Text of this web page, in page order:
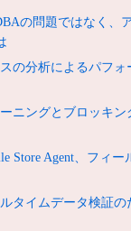
の問題ではなく、
の分析によるパフォ
ニングとブロッキン
Store Agent、フィー
タイムデータ検証の